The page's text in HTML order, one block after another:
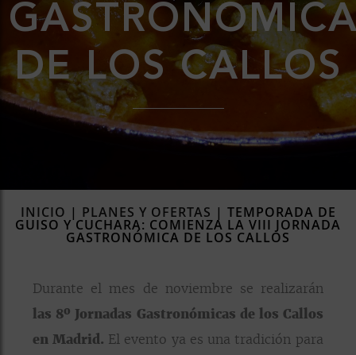
DE LOS CALLOS
INICIO | PLANES Y OFERTAS | TEMPORADA DE
GUISO Y CUCHARA: COMIENZA LA VIII JORNADA
GASTRONÓMICA DE LOS CALLOS
Durante el mes de noviembre se realizarán
las 8º Jornadas Gastronómicas de los Callos
en Madrid. El evento ya es una tradición para